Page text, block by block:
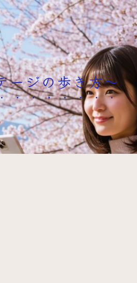
ージの歩き方～